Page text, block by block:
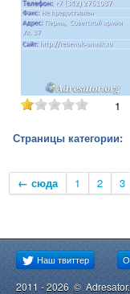
1
Страницы категории:
← сюда 1 2 3
Наш твиттер О
2011 - 2026 ©